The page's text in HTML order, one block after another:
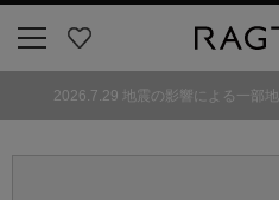
気
2026.7.29 地震の影響による一部